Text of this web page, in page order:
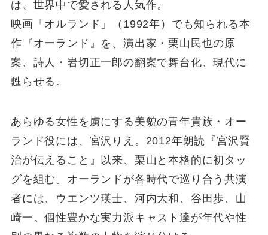
は、世界中で愛される人気作。
映画「オルランド」（1992年）でも知られる本
作『オーランド』を、演出家・栗山民也の原
案、詩人・岩切正一郎の翻案で舞台化、現代に
甦らせる。
あらゆる女性を虜にする美貌の青年貴族・オー
ランド役には、宮沢りえ。2012年朗読『宮沢賢
治が伝えること』以来、栗山と本格的に初タッ
グを組む。オーランドが各時代で巡り合う共演
者には、ウエンツ瑛士、河内大和、谷田歩、山
崎一。個性豊かな実力派キャスト達が年代や性